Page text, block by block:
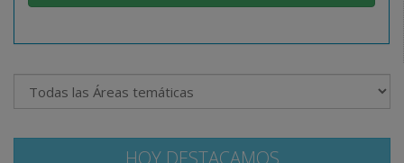
Publica tu Contenido